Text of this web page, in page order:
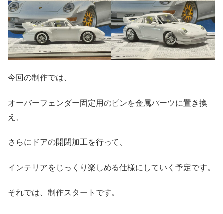
今回の制作では、
オーバーフェンダー固定用のピンを金属パーツに置き換
え、
さらにドアの開閉加工を行って、
インテリアをじっくり楽しめる仕様にしていく予定です。
それでは、制作スタートです。